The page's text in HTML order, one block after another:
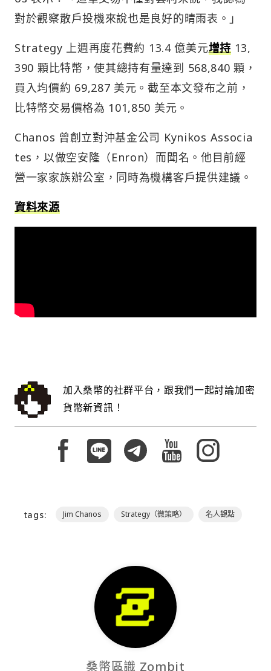
對於觀察散戶投機來說也是良好的晴雨表。」
Strategy 上週再度花費約 13.4 億美元增持13,
390 顆比特幣，使其總持有量達到 568,840 顆，
買入均價約 69,287 美元。截至本文發布之前，
比特幣交易價格為 101,850 美元。
Chanos 曾創立對沖基金公司 Kynikos Associa
tes，以做空安隆（Enron）而聞名。他目前經
營一家家族辦公室，同時為機構客戶提供建議。
資料來源
加入桑幣的社群平台，跟我們一起討論加密
貨幣新資訊！
tags: Jim Chanos Strategy（微策略） 名人觀點
桑幣區識 Zombit